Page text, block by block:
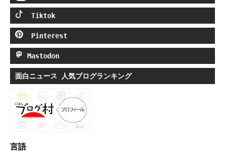
Tiktok
Pinterest
Mastodon
面白ニュース 人気ブログランキング
言語